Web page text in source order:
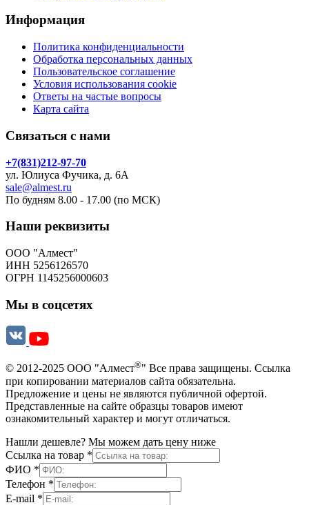
Информация
Политика конфиденциальности
Обработка персональных данных
Пользовательское соглашение
Условия использования cookie
Ответы на частые вопросы
Карта сайта
Связаться с нами
+7(831)212-97-70
ул. Юлиуса Фучика, д. 6А
sale@almest.ru
По будням 8.00 - 17.00 (по МСК)
Наши реквизиты
ООО "Алмест"
ИНН 5256126570
ОГРН 1145256000603
Мы в соцсетях
© 2012-2025 ООО "Алмест®" Все права защищены. Ссылка
при копировании материалов сайта обязательна.
Предложение и цены не являются публичной офертой.
Представленные на сайте образцы товаров имеют
ознакомительный характер и могут отличаться.
Нашли дешевле? Мы можем дать цену ниже
Ссылка на товар *
ФИО *
Телефон *
E-mail *